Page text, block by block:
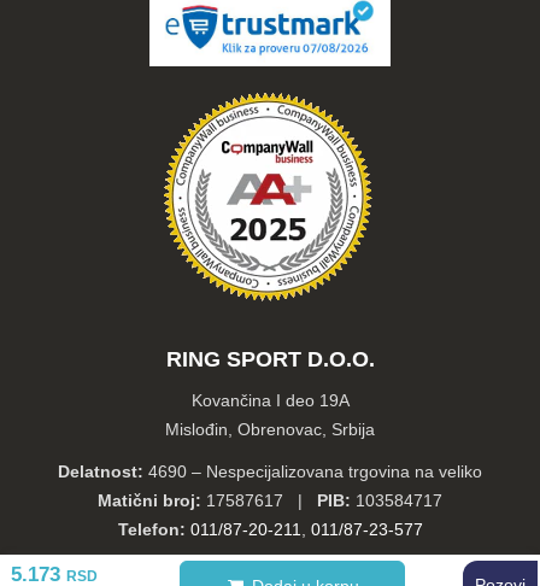
5.173 RSD
RING SPORT D.O.O.
Kovančina I deo 19A
Mislođin, Obrenovac, Srbija
Delatnost: 4690 – Nespecijalizovana trgovina na veliko
Matični broj: 17587617 | PIB: 103584717
Telefon: 011/87-20-211 011/87-23-577